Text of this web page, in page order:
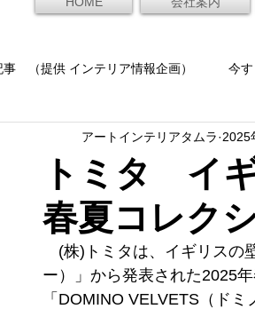
事 （提供 インテリア情報企画） 今
トミタ イ
春夏コレク
アートインテリアタムラ 2025
(株)トミタは、イギリスの
ー）」から発表された2025
「DOMINO VELVETS（ド